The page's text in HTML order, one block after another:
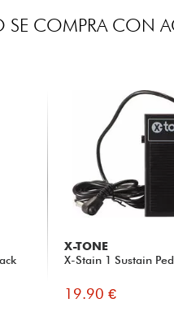
COMPRA CON
X-TONE
X-Stain 1 Sustain
19.90 €